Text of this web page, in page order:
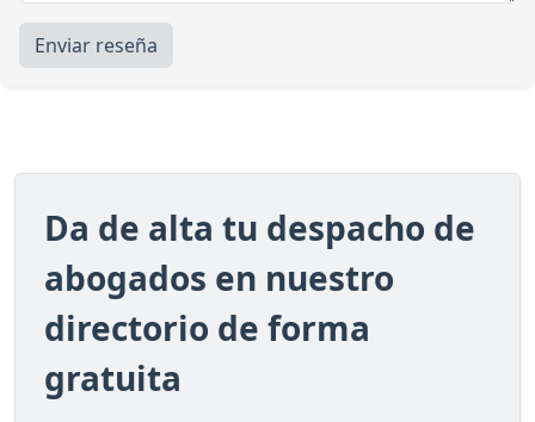
Enviar reseña
Da de alta tu despacho de
abogados en nuestro
directorio de forma
gratuita